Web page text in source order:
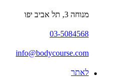
מנוחה 3, תל אביב יפו
03-5084568
info@bodycourse.com
לאתר